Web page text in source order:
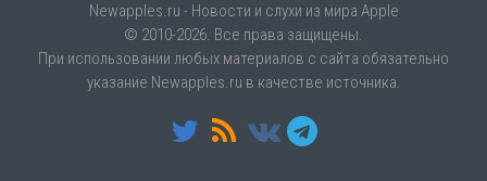
Newapples.ru - Новости и слухи из мира Apple
© 2010-2026. Все права защищены.
При использовании любых материалов с сайта обязательно
указание Newapples.ru в качестве источника.